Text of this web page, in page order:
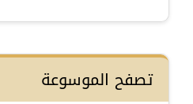
تصفح الموسوعة